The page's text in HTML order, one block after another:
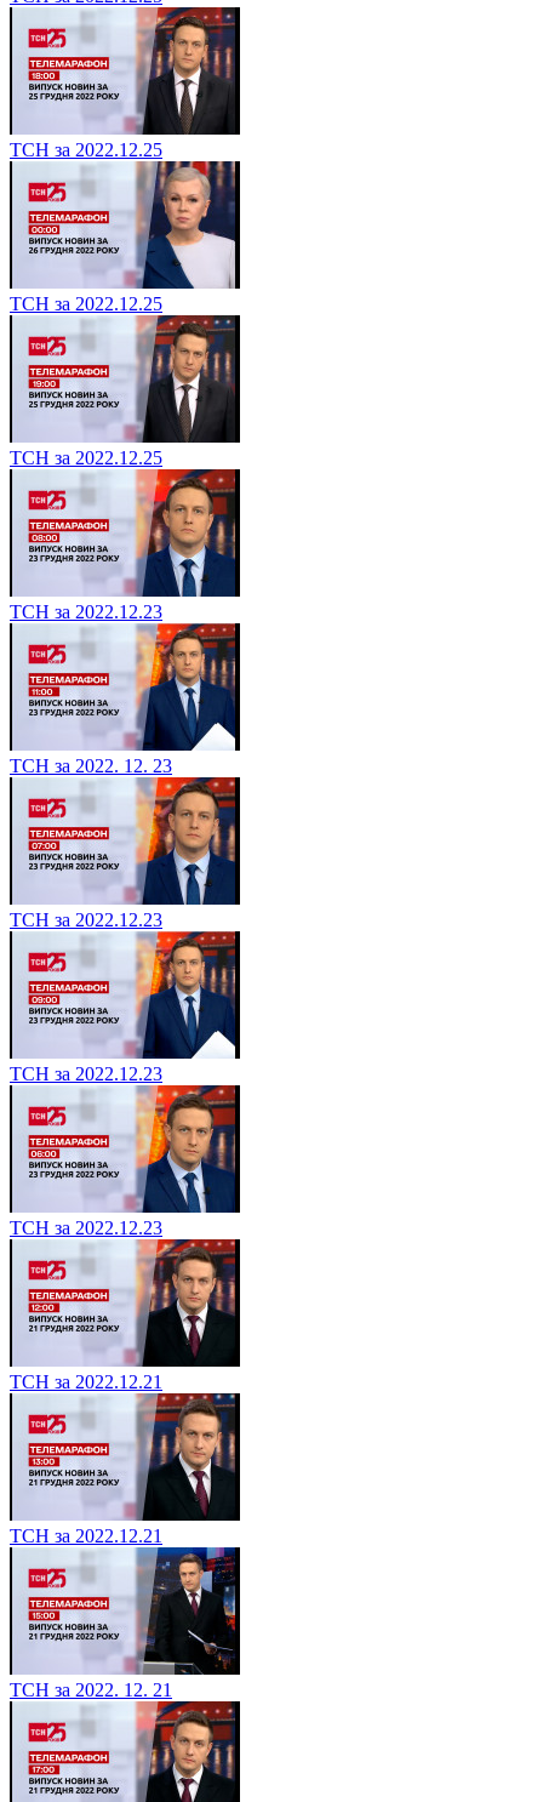
ТСН за 2022.12.25
ТСН за 2022.12.25
ТСН за 2022.12.25
ТСН за 2022.12.23
ТСН за 2022. 12. 23
ТСН за 2022.12.23
ТСН за 2022.12.23
ТСН за 2022.12.23
ТСН за 2022.12.21
ТСН за 2022.12.21
ТСН за 2022. 12. 21